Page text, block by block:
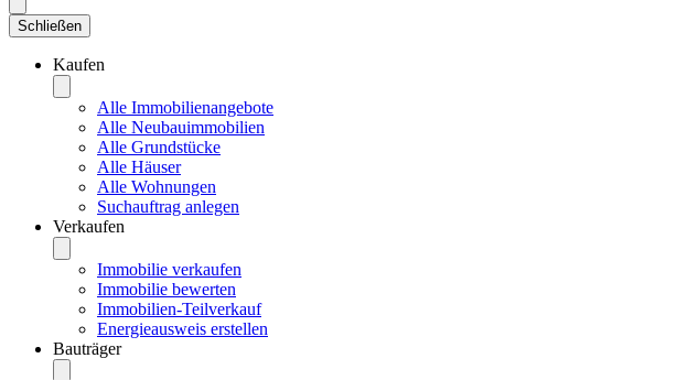
Schließen
Kaufen
Alle Immobilienangebote
Alle Neubauimmobilien
Alle Grundstücke
Alle Häuser
Alle Wohnungen
Suchauftrag anlegen
Verkaufen
Immobilie verkaufen
Immobilie bewerten
Immobilien-Teilverkauf
Energieausweis erstellen
Bauträger